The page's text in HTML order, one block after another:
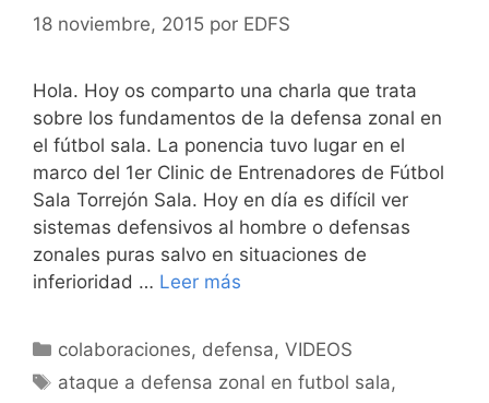
18 noviembre, 2015 por EDFS
Hola. Hoy os comparto una charla que trata
sobre los fundamentos de la defensa zonal en
el fútbol sala. La ponencia tuvo lugar en el
marco del 1er Clinic de Entrenadores de Fútbol
Sala Torrejón Sala. Hoy en día es difícil ver
sistemas defensivos al hombre o defensas
zonales puras salvo en situaciones de
inferioridad … Leer más
Categorías
colaboraciones, defensa,VIDEOS
Etiquetas
ataque a defensa zonal en futbol sala,